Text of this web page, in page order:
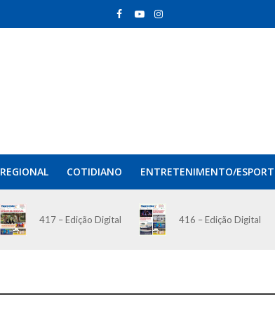
REGIONAL COTIDIANO ENTRETENIMENTO/
417 – Edição Digital 416 – Edição Digital